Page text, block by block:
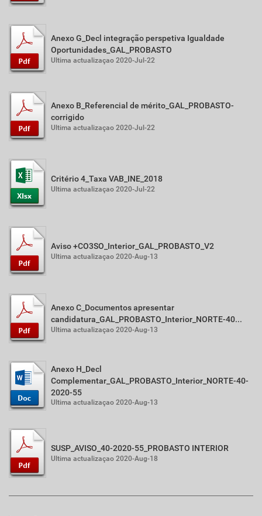
Anexo G_Decl integração perspetiva Igualdade
Oportunidades_GAL_PROBASTO
Ultima actualizaçao 2020-Jul-22
Anexo B_Referencial de mérito_GAL_PROBASTO-
corrigido
Ultima actualizaçao 2020-Jul-22
Critério 4_Taxa VAB_INE_2018
Ultima actualizaçao 2020-Jul-22
Aviso +CO3SO_Interior_GAL_PROBASTO_V2
Ultima actualizaçao 2020-Aug-13
Anexo C_Documentos apresentar
candidatura_GAL_PROBASTO_Interior_NORTE-40...
Ultima actualizaçao 2020-Aug-13
Anexo H_Decl
Complementar_GAL_PROBASTO_Interior_NORTE-40-
2020-55
Ultima actualizaçao 2020-Aug-13
SUSP_AVISO_40-2020-55_PROBASTO INTERIOR
Ultima actualizaçao 2020-Aug-18